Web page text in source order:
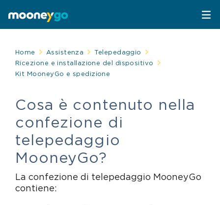
Parcheggi
Parcheggia con MooneyGo
Sosta su strisce blu
Mobilità
Spostati con MooneyGo
Trasporto pubblico
Treni e bus
Telepedaggio
Telepedaggio
Parcheggi convenzionati
Assistenza Stradale
Attrazioni
Home Assistenza
Telepedaggio
Ricezione e installazione del dispositivo
Kit MooneyGo e spedizione
Cosa è contenuto nella
confezione di
telepedaggio
MooneyGo?
La confezione di telepedaggio MooneyGo
contiene: